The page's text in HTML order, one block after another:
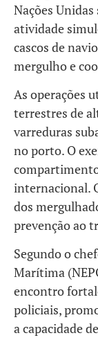
Nações
atividade
cascos de
mergulho e
As operações
terrestres de
varreduras
no porto. O
internacional.
dos
prevenção ao
Segundo o
Marítima
encontro
policiais,
a capacidade